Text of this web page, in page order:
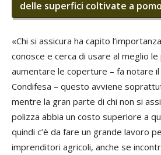
delle superfici coltivate a
«Chi si assicura ha capito
conosce e cerca di usare al meglio
aumentare le coperture – fa notare
Condifesa – questo avviene
mentre la gran parte di chi non si
polizza abbia un costo superiore a
quindi c’è da fare un grande lavoro
imprenditori agricoli, anche se